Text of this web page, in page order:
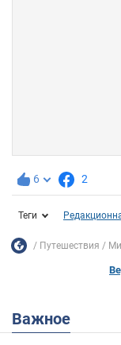
6 2
Теги
Путешествия
Важное